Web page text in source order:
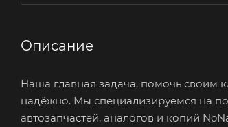
Описание
Наша главная задача, помочь своим
надёжно. Мы специализируемся на
автозапчастей, аналогов и копий